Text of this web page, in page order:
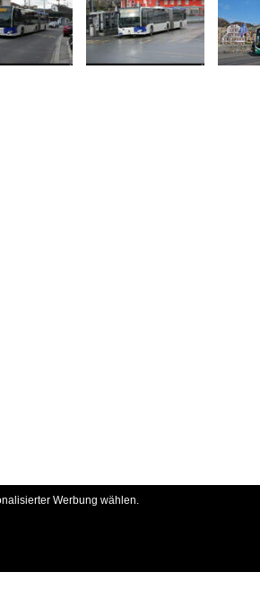
Werbung wählen.